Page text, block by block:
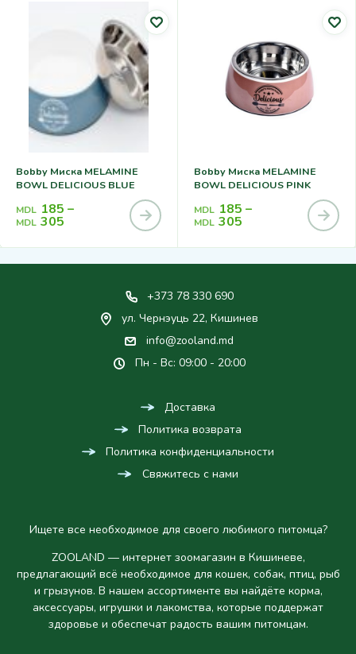
Bobby Миска MELAMINE
BOWL DELICIOUS BLUE
MDL 185 –
MDL 305
Bobby Миска MELAMINE
BOWL DELICIOUS PINK
MDL 185 –
MDL 305
+373 78 330 690
ул. Чернэуць 22, Кишинев
info@zooland.md
Пн - Вс: 09:00 - 20:00
Доставка
Политика возврата
Политика конфиденциальности
Свяжитесь с нами
Ищете все необходимое для своего любимого питомца?
ZOOLAND — интернет зоомагазин в Кишиневе,
предлагающий всё необходимое для кошек, собак, птиц, рыб
и грызунов. В нашем ассортименте вы найдёте корма,
аксессуары, игрушки и лакомства, которые поддержат
здоровье и обеспечат радость вашим питомцам.